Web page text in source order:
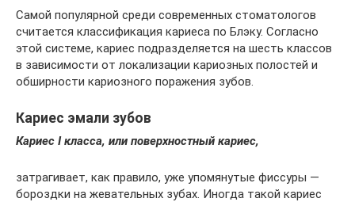
Самой популярной среди современных стоматологов
считается классификация кариеса по Блэку. Согласно
этой системе, кариес подразделяется на шесть классов
в зависимости от локализации кариозных полостей и
обширности кариозного поражения зубов.
Кариес эмали зубов
Кариес I класса, или поверхностный кариес,
затрагивает, как правило, уже упомянутые фиссуры —
бороздки на жевательных зубах. Иногда такой кариес